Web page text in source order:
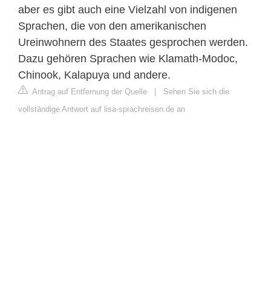
aber es gibt auch eine Vielzahl von indigenen
Sprachen, die von den amerikanischen
Ureinwohnern des Staates gesprochen werden.
Dazu gehören Sprachen wie Klamath-Modoc,
Chinook, Kalapuya und andere.
Antrag auf Entfernung der Quelle | Sehen Sie sich die
vollständige Antwort auf lisa-sprachreisen.de an